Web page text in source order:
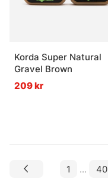
Korda Super Natural
Gravel Brown
209 kr
1 ... 40